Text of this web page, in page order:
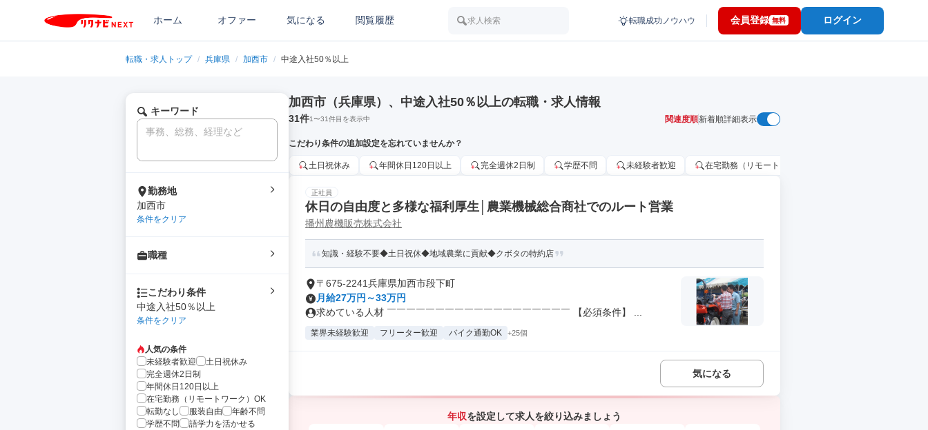
ホーム オファー 気になる 閲覧履歴 求人検索 転職成功ノウハウ 会員登録 無料 ログイン
転職・求人トップ / 兵庫県 / 加西市 / 中途入社50％以上
キーワード
勤務地
加西市
条件をクリア
職種
こだわり条件
中途入社50％以上
条件をクリア
人気の条件
未経験者歓迎
土日祝休み
完全週休2日制
年間休日120日以上
在宅勤務（リモートワーク）OK
転勤なし
服装自由
年齢不問
学歴不問
語学力を活かせる
加西市（兵庫県）、中途入社50％以上の転職・求人情報
31件1〜31件目を表示中 関連度順新着順詳細表示
こだわり条件の追加設定を忘れていませんか？
土日祝休み 年間休日120日以上 完全週休2日制 学歴不問 未経験者歓迎 在宅勤務（リモートワーク）OK
正社員
休日の自由度と多様な福利厚生│農業機械総合商社でのルート営業
播州農機販売株式会社
知識・経験不要◆土日祝休◆地域農業に貢献◆クボタの特約店
〒675-2241兵庫県加西市段下町
月給27万円～33万円
求めている人材 ￣￣￣￣￣￣￣￣￣￣￣￣￣￣￣￣￣￣￣ 【必須条件】 ...
業界未経験歓迎 フリーター歓迎 バイク通勤OK +25個
気になる
年収を設定して求人を絞り込みましょう